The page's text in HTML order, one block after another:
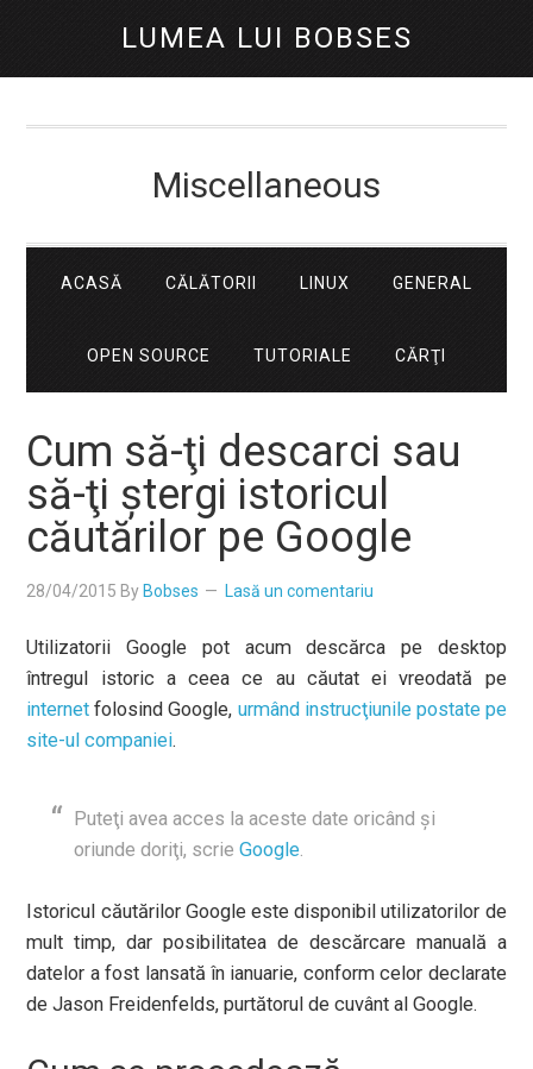
LUMEA LUI BOBSES
Miscellaneous
ACASĂ CĂLĂTORII LINUX GENERAL
OPEN SOURCE TUTORIALE CĂRŢI
Cum să-ţi descarci sau
să-ţi ştergi istoricul
căutărilor pe Google
28/04/2015 By Bobses Lasă un comentariu
Utilizatorii Google pot acum descărca pe desktop
întregul istoric a ceea ce au căutat ei vreodată pe
internet folosind Google, urmând instrucţiunile postate pe
site-ul companiei.
Puteţi avea acces la aceste date oricând şi
oriunde doriţi, scrieGoogle.
Istoricul căutărilor Google este disponibil utilizatorilor de
mult timp, dar posibilitatea de descărcare manuală a
datelor a fost lansată în ianuarie, conform celor declarate
de Jason Freidenfelds, purtătorul de cuvânt al Google.